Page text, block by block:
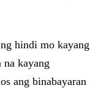
hindi mo kayang
na kayang
ang binabayaran